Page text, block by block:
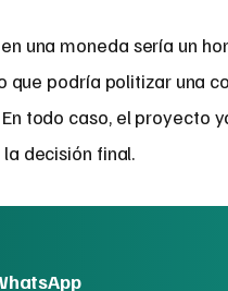
una moneda sería un
podría politizar una
todo caso, el proyecto
decisión final.